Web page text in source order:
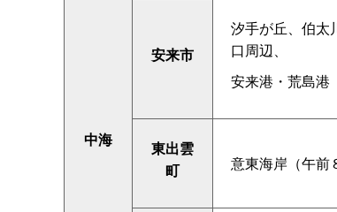
中海
安来市
汐手が丘、伯太
口周辺、
安来港・荒島港
東出雲
町
意東海岸（午前